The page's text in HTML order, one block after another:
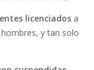
licenciados a
y tan solo